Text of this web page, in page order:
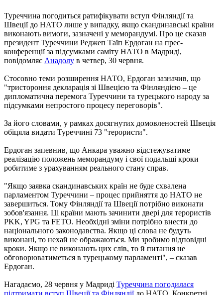
Туреччина погодиться ратифікувати вступ Фінляндії та
Швеції до НАТО лише у випадку, якщо скандинавські країни
виконають вимоги, зазначені у меморандумі. Про це сказав
президент Туреччини Реджеп Таїп Ердоган на прес-
конференції за підсумками саміту НАТО в Мадриді,
повідомляє Анадолу в четвер, 30 червня.
Стосовно теми розширення НАТО, Ердоган зазначив, що
"тристороння декларація зі Швецією та Фінляндією – це
дипломатична перемога Туреччини та турецького народу за
підсумками непростого процесу переговорів".
За його словами, у рамках досягнутих домовленостей Швеція
обіцяла видати Туреччині 73 "терористи".
Ердоган запевнив, що Анкара уважно відстежуватиме
реалізацію положень меморандуму і свої подальші кроки
робитиме з урахуванням реального стану справ.
"Якщо заявка скандинавських країн не буде схвалена
парламентом Туреччини – процес прийняття до НАТО не
завершиться. Тому Фінляндії та Швеції потрібно виконати
зобов'язання. Ці країни мають зачинити двері для терористів
PKK, YPG та FETО. Необхідні зміни потрібно внести до
національного законодавства. Якщо ці слова не будуть
виконані, то нехай не ображаються. Ми зробимо відповідні
кроки. Якщо не виконають цих слів, то й питання не
обговорюватиметься в турецькому парламенті", – сказав
Ердоган.
Нагадаємо, 28 червня у Мадриді Туреччина погодилася
підтримати вступ Швеції та Фінляндії до НАТО. Конкретні